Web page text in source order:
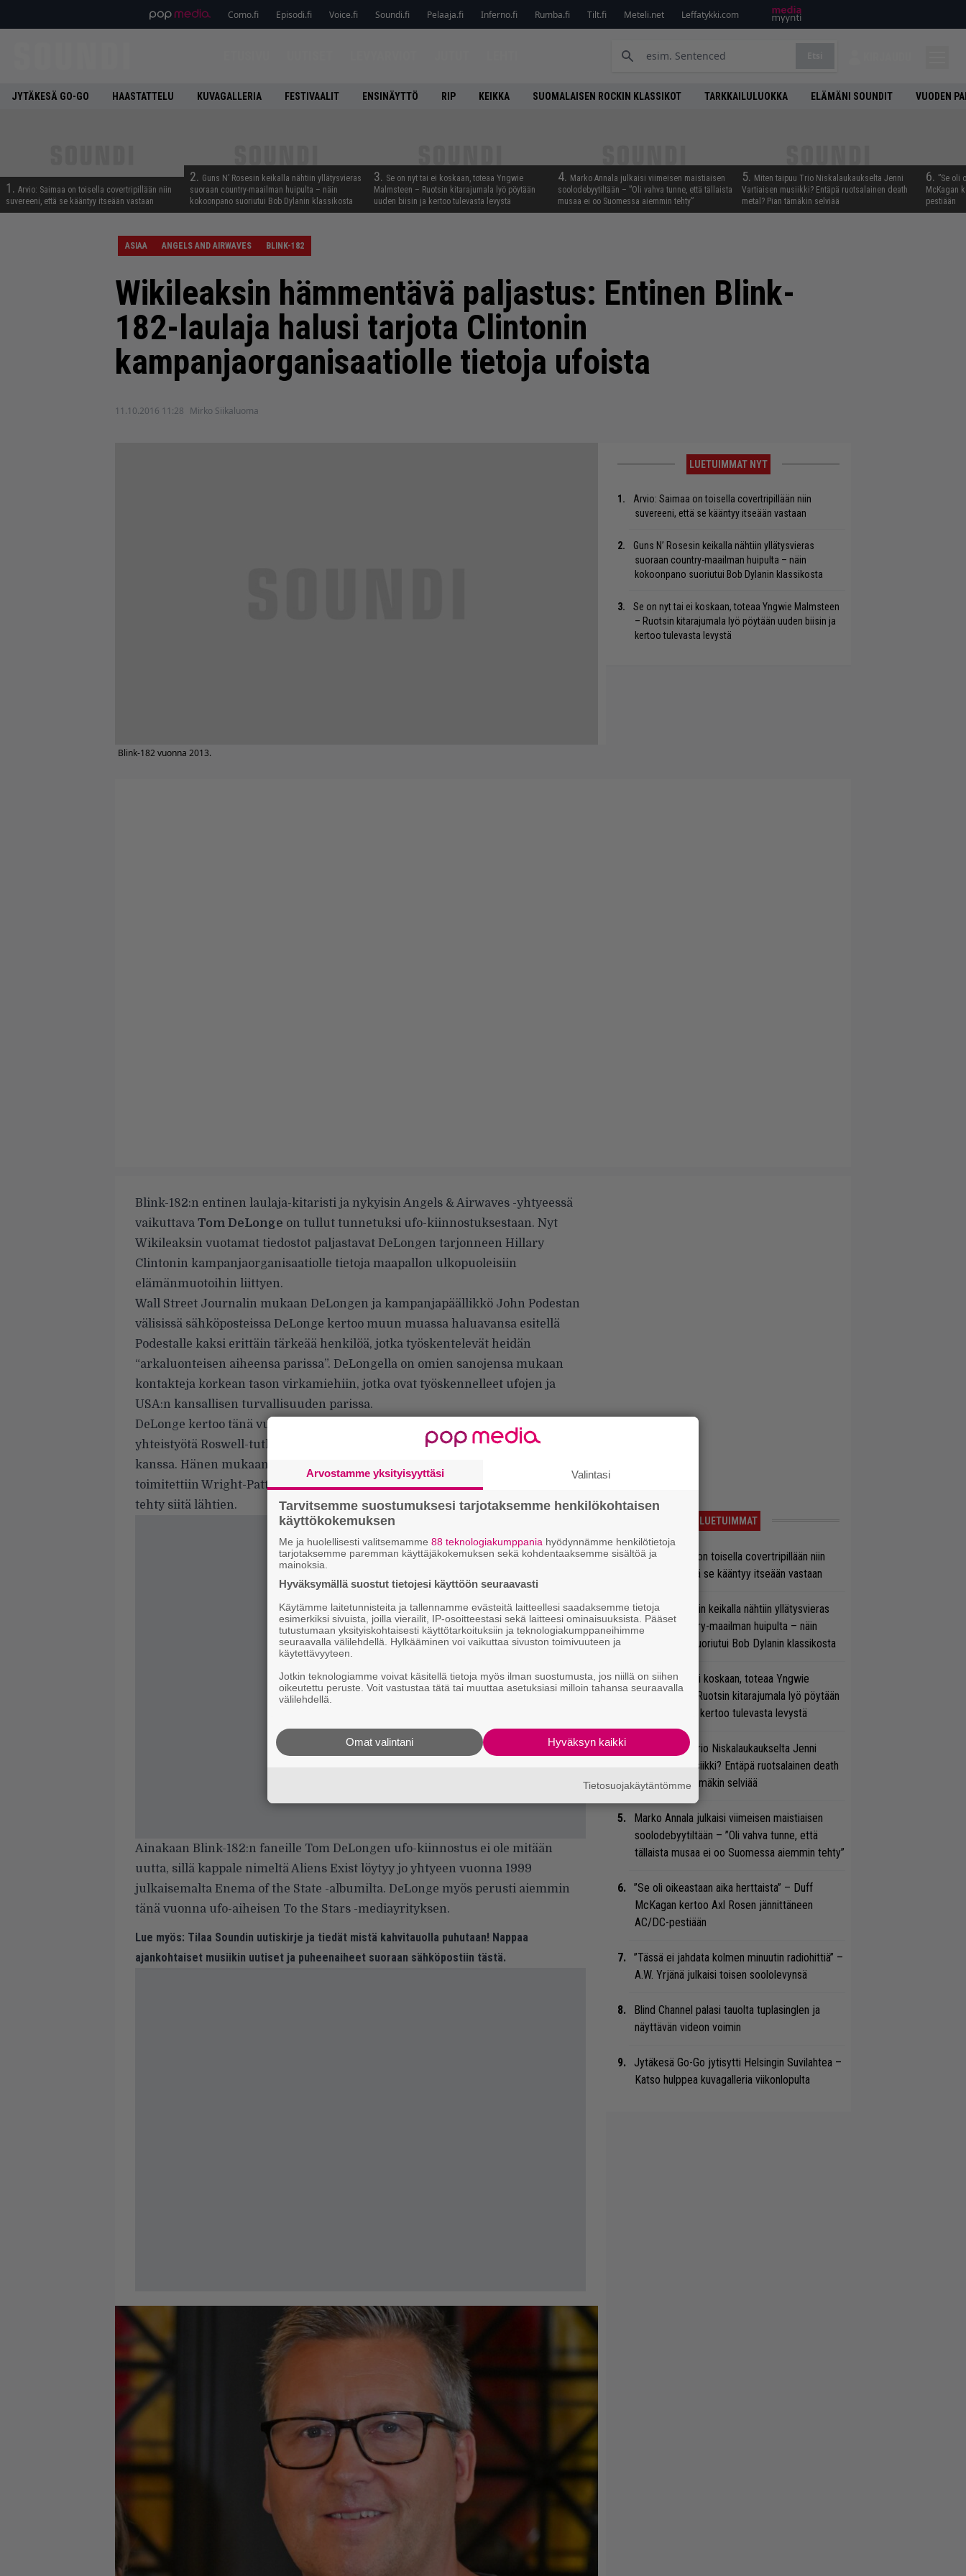
Como.fi Episodi.fi Voice.fi Soundi.fi Pelaaja.fi Inferno.fi Rumba.fi Tilt.fi Meteli.net Leffatykki.com
JYTÄKESÄ GO-GO HAASTATTELU KUVAGALLERIA FESTIVAALIT ENSINÄYTTÖ RIP KEIKKA SUOMALAISEN ROCKIN KLASSIKOT TARKKAILULUOKKA ELÄMÄNI SOUNDIT VUODEN
1. Arvio: Saimaa on toisella covertripillään niin
suvereeni, että se kääntyy itseään vastaan
2. Guns N’ Rosesin keikalla nähtiin yllätysvieras
suoraan country-maailman huipulta – näin
kokoonpano suoriutui Bob Dylanin klassikosta
3. Se on nyt tai ei koskaan, toteaa Yngwie
Malmsteen – Ruotsin kitarajumala lyö pöytään
uuden biisin ja kertoo tulevasta levystä
4. Marko Annala julkaisi viimeisen maistiaisen
soolodebyytiltään – ”Oli vahva tunne, että tällaista
musaa ei oo Suomessa aiemmin tehty”
5. Miten taipuu Trio Niskalaukaukselta Jenni
Vartiaisen musiikki? Entäpä ruotsalainen death
metal? Pian tämäkin selviää
6. ”Se oli
McKagan
pestiään
ASIAA ANGELS AND AIRWAVES BLINK-182
Wikileaksin hämmentävä paljastus: Entinen Blink-
182-laulaja halusi tarjota Clintonin
kampanjaorganisaatiolle tietoja ufoista
11.10.2016 11:28 Mirko Siikaluoma
Blink-182 vuonna 2013.
LUETUIMMAT NYT
Arvio: Saimaa on toisella covertripillään niin
suvereeni, että se kääntyy itseään vastaan
Guns N’ Rosesin keikalla nähtiin yllätysvieras
suoraan country-maailman huipulta – näin
kokoonpano suoriutui Bob Dylanin klassikosta
Se on nyt tai ei koskaan, toteaa Yngwie Malmsteen
– Ruotsin kitarajumala lyö pöytään uuden biisin ja
kertoo tulevasta levystä
Blink-182:n entinen laulaja-kitaristi ja nykyisin Angels & Airwaves -yhtyeessä
vaikuttava Tom DeLonge on tullut tunnetuksi ufo-kiinnostuksestaan. Nyt
Wikileaksin vuotamat tiedostot paljastavat DeLongen tarjonneen Hillary
Clintonin kampanjaorganisaatiolle tietoja maapallon ulkopuoleisiin
elämänmuotoihin liittyen.
Wall Street Journalin mukaan DeLongen ja kampanjapäällikkö John Podestan
välisissä sähköposteissa DeLonge kertoo muun muassa haluavansa esitellä
Podestalle kaksi erittäin tärkeää henkilöä, jotka työskentelevät heidän
“arkaluonteisen aiheensa parissa”. DeLongella on omien sanojensa mukaan
kontakteja korkean tason virkamiehiin, jotka ovat työskennelleet ufojen ja
USA:n kansallisen turvallisuuden parissa.
DeLonge kertoo tänä vuonna kirjoittamassaan sähköpostissa myös tehneensä
yhteistyötä Roswell-tutkimuksesta vastuussa olleen kenraali McCaslandin
kanssa. Hänen mukaansa Roswellissa tapahtuneen törmäyksen jälkeen “se”
toimitettiin Wright-Pattersonin lentotukikohtaan, jossa UFO-tutkimusta ollaan
tehty siitä lähtien.
Ainakaan Blink-182:n faneille Tom DeLongen ufo-kiinnostus ei ole mitään
uutta, sillä kappale nimeltä Aliens Exist löytyy jo yhtyeen vuonna 1999
julkaisemalta Enema of the State -albumilta. DeLonge myös perusti aiemmin
tänä vuonna ufo-aiheisen To the Stars -mediayrityksen.
Lue myös: Tilaa Soundin uutiskirje ja tiedät mistä kahvitauolla puhutaan! Nappaa
ajankohtaiset musiikin uutiset ja puheenaiheet suoraan sähköpostiin tästä.
LUETUIMMAT
Arvio: Saimaa on toisella covertripillään niin
suvereeni, että se kääntyy itseään vastaan
Guns N’ Rosesin keikalla nähtiin yllätysvieras
suoraan country-maailman huipulta – näin
kokoonpano suoriutui Bob Dylanin klassikosta
Se on nyt tai ei koskaan, toteaa Yngwie
Malmsteen – Ruotsin kitarajumala lyö pöytään
uuden biisin ja kertoo tulevasta levystä
Miten taipuu Trio Niskalaukaukselta Jenni
Vartiaisen musiikki? Entäpä ruotsalainen death
metal? Pian tämäkin selviää
Marko Annala julkaisi viimeisen maistiaisen
soolodebyytiltään – ”Oli vahva tunne, että
tällaista musaa ei oo Suomessa aiemmin tehty”
”Se oli oikeastaan aika herttaista” – Duff
McKagan kertoo Axl Rosen jännittäneen
AC/DC-pestiään
”Tässä ei jahdata kolmen minuutin radiohittiä” –
A.W. Yrjänä julkaisi toisen soololevynsä
Blind Channel palasi tauolta tuplasinglen ja
näyttävän videon voimin
Jytäkesä Go-Go jytisytti Helsingin Suvilahtea –
Katso hulppea kuvagalleria viikonlopulta
Arvostamme yksityisyyttäsi Valintasi
Tarvitsemme suostumuksesi tarjotaksemme henkilökohtaisen
käyttökokemuksen
Me ja huolellisesti valitsemamme 88 teknologiakumppania hyödynnämme henkilötietoja
tarjotaksemme paremman käyttäjäkokemuksen sekä kohdentaaksemme sisältöä ja
mainoksia.
Hyväksymällä suostut tietojesi käyttöön seuraavasti
Käytämme laitetunnisteita ja tallennamme evästeitä laitteellesi saadaksemme tietoja
esimerkiksi sivuista, joilla vierailit, IP-osoitteestasi sekä laitteesi ominaisuuksista. Pääset
tutustumaan yksityiskohtaisesti käyttötarkoituksiin ja teknologiakumppaneihimme
seuraavalla välilehdellä. Hylkääminen voi vaikuttaa sivuston toimivuuteen ja
käytettävyyteen.
Jotkin teknologiamme voivat käsitellä tietoja myös ilman suostumusta, jos niillä on siihen
oikeutettu peruste. Voit vastustaa tätä tai muuttaa asetuksiasi milloin tahansa seuraavalla
välilehdellä.
Hyväksyn kaikki
Omat valintani
Tietosuojakäytäntömme